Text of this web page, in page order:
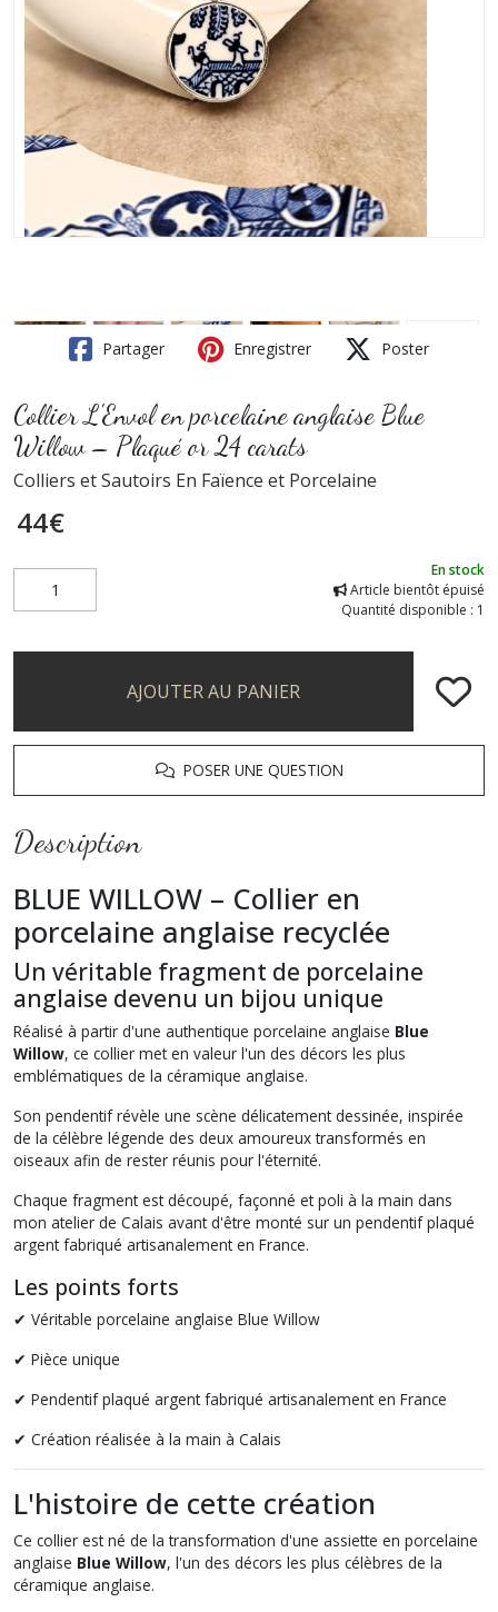
Partager Enregistrer Poster
Collier L'Envol en porcelaine anglaise Blue
Willow – Plaqué or 24 carats
Colliers et Sautoirs En Faïence et Porcelaine
44€
En stock
Article bientôt épuisé
Quantité disponible : 1
AJOUTER AU PANIER
POSER UNE QUESTION
Description
BLUE WILLOW – Collier en
porcelaine anglaise recyclée
Un véritable fragment de porcelaine
anglaise devenu un bijou unique
Réalisé à partir d'une authentique porcelaine anglaise Blue
Willow, ce collier met en valeur l'un des décors les plus
emblématiques de la céramique anglaise.
Son pendentif révèle une scène délicatement dessinée, inspirée
de la célèbre légende des deux amoureux transformés en
oiseaux afin de rester réunis pour l'éternité.
Chaque fragment est découpé, façonné et poli à la main dans
mon atelier de Calais avant d'être monté sur un pendentif plaqué
argent fabriqué artisanalement en France.
Les points forts
✔ Véritable porcelaine anglaise Blue Willow
✔ Pièce unique
✔ Pendentif plaqué argent fabriqué artisanalement en France
✔ Création réalisée à la main à Calais
L'histoire de cette création
Ce collier est né de la transformation d'une assiette en porcelaine
anglaise Blue Willow, l'un des décors les plus célèbres de la
céramique anglaise.